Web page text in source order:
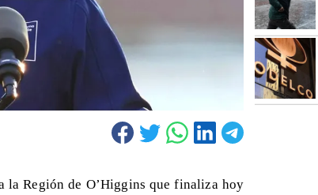
la Región de O’Higgins que finaliza hoy